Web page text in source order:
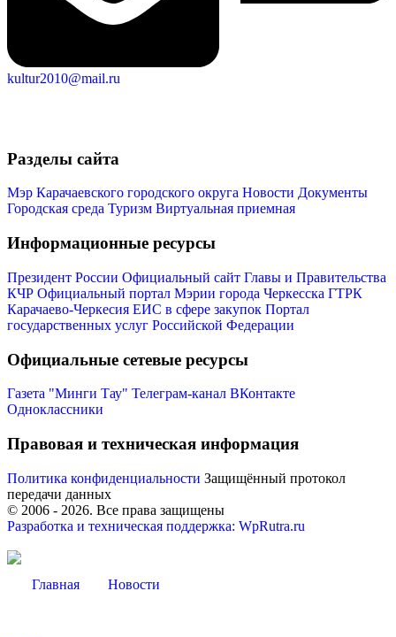
kultur2010@mail.ru
Разделы сайта
Мэр Карачаевского городского округа Новости Документы
Городская среда Туризм Виртуальная приемная
Информационные ресурсы
Президент России Официальный сайт Главы и Правительства
КЧР Официальный портал Мэрии города Черкесска ГТРК
Карачаево-Черкесия ЕИС в сфере закупок Портал
государственных услуг Российской Федерации
Официальные сетевые ресурсы
Газета "Минги Тау" Телеграм-канал ВКонтакте
Одноклассники
Правовая и техническая информация
Политика конфиденциальности Защищённый протокол
передачи данных
© 2006 - 2026. Все права защищены
Разработка и техническая поддержка: WpRutra.ru
Главная Новости
Администрация
Туризм